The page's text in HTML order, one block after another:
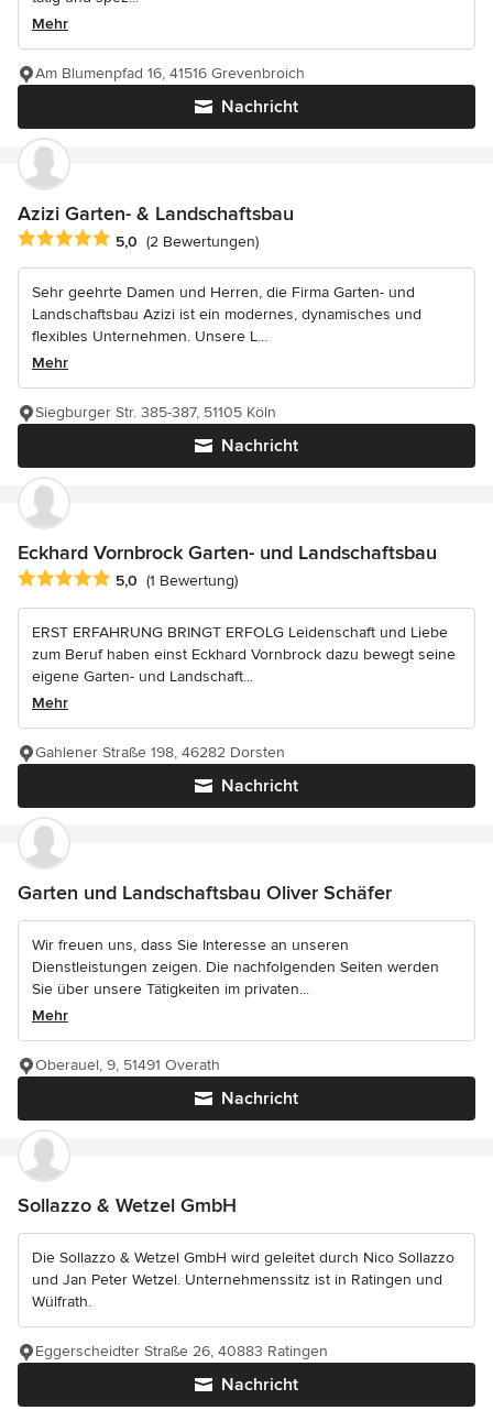
Mehr
Nachricht
Am Blumenpfad 16, 41516 Grevenbroich
Azizi Garten- & Landschaftsbau
Durchschnittliche Bewertung: 5 von 5 Sternen
5,0 (2 Bewertungen)
Sehr geehrte Damen und Herren, die Firma Garten- und
Landschaftsbau Azizi ist ein modernes, dynamisches und
flexibles Unternehmen. Unsere L...
Mehr
Nachricht
Siegburger Str. 385-387, 51105 Köln
Eckhard Vornbrock Garten- und Landschaftsbau
Durchschnittliche Bewertung: 5 von 5 Sternen
5,0 (1 Bewertung)
ERST ERFAHRUNG BRINGT ERFOLG Leidenschaft und Liebe
zum Beruf haben einst Eckhard Vornbrock dazu bewegt seine
eigene Garten- und Landschaft...
Mehr
Nachricht
Gahlener Straße 198, 46282 Dorsten
Garten und Landschaftsbau Oliver Schäfer
Wir freuen uns, dass Sie Interesse an unseren
Dienstleistungen zeigen. Die nachfolgenden Seiten werden
Sie über unsere Tätigkeiten im privaten...
Mehr
Nachricht
Oberauel, 9, 51491 Overath
Sollazzo & Wetzel GmbH
Die Sollazzo & Wetzel GmbH wird geleitet durch Nico Sollazzo
und Jan Peter Wetzel. Unternehmenssitz ist in Ratingen und
Wülfrath.
Nachricht
Eggerscheidter Straße 26, 40883 Ratingen